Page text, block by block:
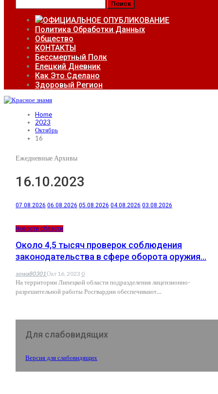
ОФИЦИАЛЬНОЕ ОПУБЛИКОВАНИЕ
Политика Обработки Данных
Общество
КОНТАКТЫ
Бессмертный Полк
Елецкий Дневник
Как Это Сделано
Здоровый Регион
Home
2023
Октябрь
16
Ежедневные Архивы
16.10.2023
07.08.2026 06.08.2026 05.08.2026 04.08.2026 03.08.2026
Новости области
Около 4,5 тысяч проверок соблюдения
законодательства в сфере оборота оружия…
sowa80301Окт 16, 2023 0
На территории Липецкой области подразделения лицензионно-
разрешительной работы Росгвардии обеспечивают…
Для слабовидящих
Версия для слабовидящих